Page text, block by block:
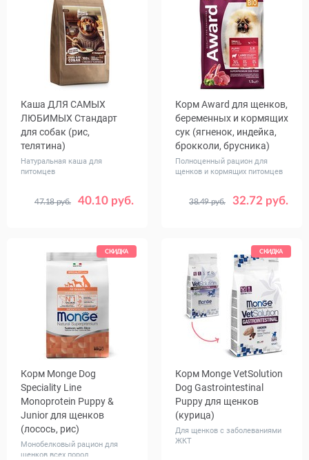
Каша ДЛЯ САМЫХ
ЛЮБИМЫХ Стандарт
для собак (рис,
телятина)
Натуральная каша для
питомцев
40.10 руб.
47.18 руб.
Вес, кг 1 5
Корм Award для щенков,
беременных и кормящих
сук (ягненок, индейка,
брокколи, брусника)
Полноценный рацион для
щенков и кормящих питомцев
32.72 руб.
38.49 руб.
Вес, кг 1.5 10
СКИДКА
Корм Monge Dog
Speciality Line
Monoprotein Puppy &
Junior для щенков
(лосось, рис)
Монобелковый рацион для
щенков всех пород
СКИДКА
Корм Monge VetSolution
Dog Gastrointestinal
Puppy для щенков
(курица)
Для щенков с заболеваниями
ЖКТ